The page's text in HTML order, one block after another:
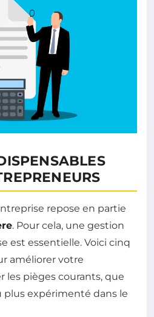
repose en partie
. Pour cela, une gestion
est essentielle. Voici cinq
améliorer votre
pièges courants, que
plus expérimenté dans le